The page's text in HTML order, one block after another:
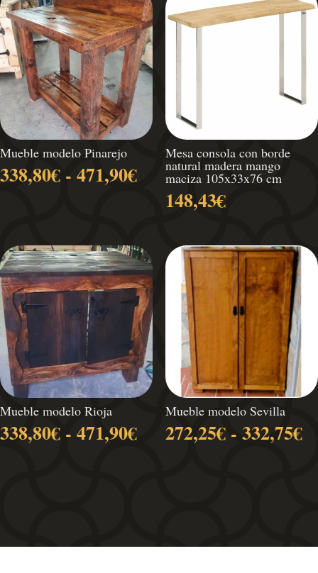
Mueble modelo Pinarejo
338,80€ - 471,90€Rango
precios:
338,80€
hasta
471,90€
Mesa consola con borde
natural madera mango
maciza 105x33x76 cm
148,43€
Mueble modelo Rioja
338,80€ - 471,90€Rango
471,90€
Mueble modelo Sevilla
272,25€ - 332,75€